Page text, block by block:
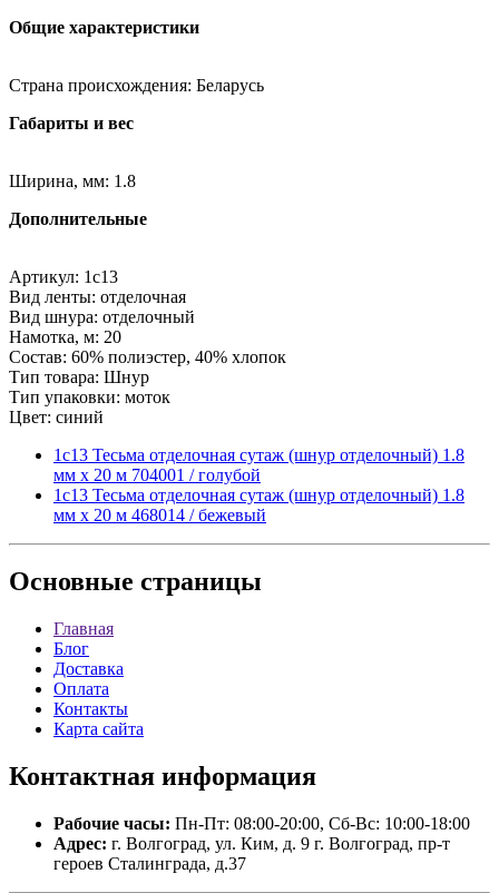
Общие характеристики
Страна происхождения: Беларусь
Габариты и вес
Ширина, мм: 1.8
Дополнительные
Артикул: 1с13
Вид ленты: отделочная
Вид шнура: отделочный
Намотка, м: 20
Состав: 60% полиэстер, 40% хлопок
Тип товара: Шнур
Тип упаковки: моток
Цвет: синий
1с13 Тесьма отделочная сутаж (шнур отделочный) 1.8
мм х 20 м 704001 / голубой
1с13 Тесьма отделочная сутаж (шнур отделочный) 1.8
мм х 20 м 468014 / бежевый
Основные страницы
Главная
Блог
Доставка
Оплата
Контакты
Карта сайта
Контактная информация
Рабочие часы: Пн-Пт: 08:00-20:00, Сб-Вс: 10:00-18:00
Адрес: г. Волгоград, ул. Ким, д. 9 г. Волгоград, пр-т
героев Сталинграда, д.37